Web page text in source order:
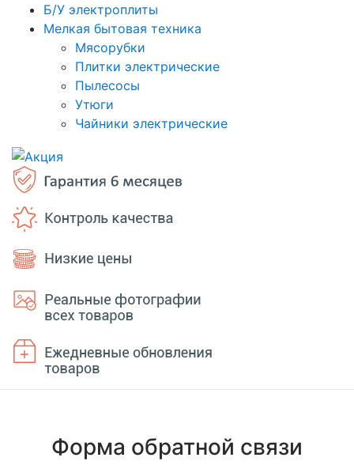
Б/У электроплиты
Мелкая бытовая техника
Мясорубки
Плитки электрические
Пылесосы
Утюги
Чайники электрические
Форма обратной связи